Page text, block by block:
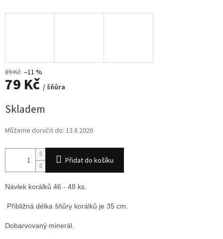
89 Kč –11 %
79 Kč / šňůra
cena:
Skladem
Můžeme doručit do: 13.8.2026
Přidat do košíku
Návlek korálků 46 - 48 ks.
Přibližná délka šňůry korálků je 35 cm.
Dobarvovaný minerál.